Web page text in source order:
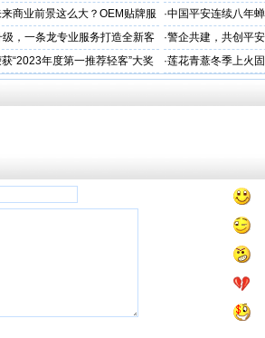
商业前景这么大？OEM贴牌服
·中国平安连续八年
品牌"
级，一条龙专业服务打造全新客
·警企共建，共创平
人才专项培训
“2023年度第一推荐轻客”大奖 ·莲花青薏冬季上火
工厂